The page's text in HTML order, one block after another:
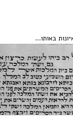
באותו...